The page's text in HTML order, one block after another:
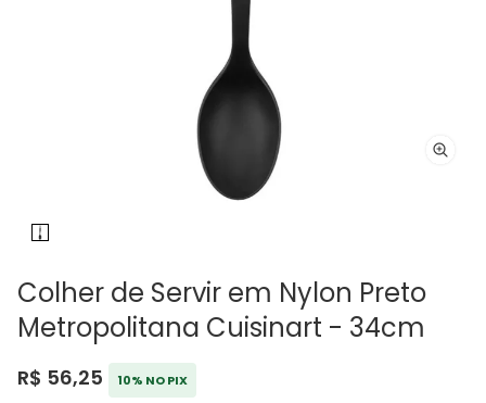
Colher de Servir em Nylon Preto
Metropolitana Cuisinart - 34cm
R$ 56,25 10% NO PIX